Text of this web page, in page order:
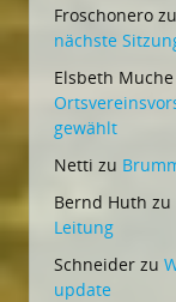
Froschonero zu
nächste
Elsbeth Muche
gewählt
Netti zu
Bernd Huth zu
Leitung
Schneider zu
update